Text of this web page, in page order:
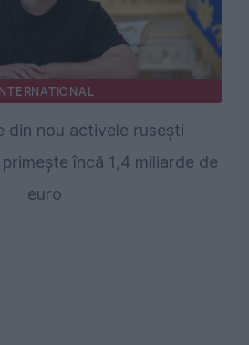
din nou activele rusești
încă 1,4 miliarde de
euro